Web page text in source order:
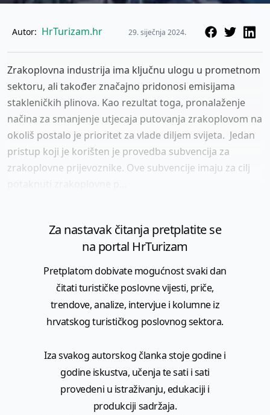
Autor: HrTurizam.hr 29. siječnja 2024.
Zrakoplovna industrija ima ključnu ulogu u prometnom
sektoru, ali također značajno pridonosi emisijama
stakleničkih plinova. Kao rezultat toga, pronalaženje
načina za smanjenje utjecaja putovanja zrakoplovom na
okoliš postalo je prioritet za vlade diljem svijeta. Jedan
pristup koji je korišten je provedba subvencija za
zrakoplovne prijevoznike. Ove subvencije imaju za cilj
Za nastavak čitanja pretplatite se
na portal HrTurizam
Pretplatom dobivate mogućnost svaki dan
čitati turističke poslovne vijesti, priče,
trendove, analize, intervjue i kolumne iz
hrvatskog turističkog poslovnog sektora.
Iza svakog autorskog članka stoje godine i
godine iskustva, učenja te sati i sati
provedeni u istraživanju, edukaciji i
produkciji sadržaja.